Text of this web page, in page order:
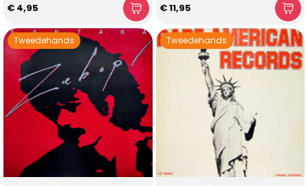
€ 4,95 € 11,95
Tweedehands Tweedehands